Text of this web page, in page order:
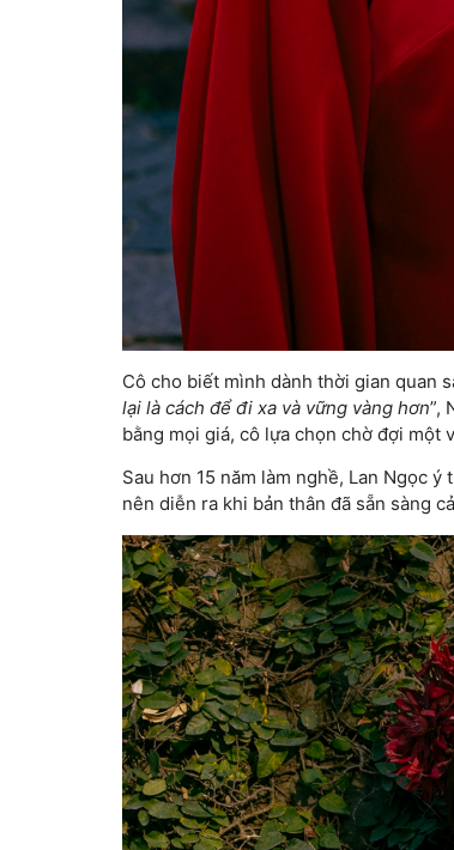
Cô cho biết mình dành thời gian quan
lại là cách để đi xa và vững vàng hơn”,
bằng mọi giá, cô lựa chọn chờ đợi một
Sau hơn 15 năm làm nghề, Lan Ngọc
nên diễn ra khi bản thân đã sẵn sàng